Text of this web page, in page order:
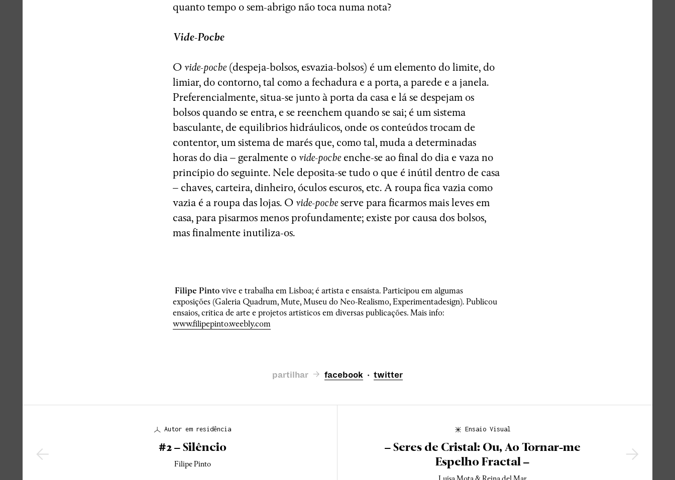
quanto tempo o sem-abrigo não toca numa nota?
Vide-Poche
Ovide-poche (despeja-bolsos, esvazia-bolsos) é um elemento do limite, do
limiar, do contorno, tal como a fechadura e a porta, a parede e a janela.
Preferencialmente, situa-se junto à porta da casa e lá se despejam os
bolsos quando se entra, e se reenchem quando se sai; é um sistema
basculante, de equilíbrios hidráulicos, onde os conteúdos trocam de
contentor, um sistema de marés que, como tal, muda a determinadas
horas do dia – geralmente ovide-poche enche-se ao final do dia e vaza no
princípio do seguinte. Nele deposita-se tudo o que é inútil dentro de casa
– chaves, carteira, dinheiro, óculos escuros, etc. A roupa fica vazia como
vazia é a roupa das lojas. Ovide-pocheserve para ficarmos mais leves em
casa, para pisarmos menos profundamente; existe por causa dos bolsos,
mas finalmente inutiliza-os.
Filipe Pintovive e trabalha em Lisboa; é artista e ensaísta. Participou em algumas
exposições (Galeria Quadrum, Mute, Museu do Neo-Realismo, Experimentadesign). Publicou
ensaios, crítica de arte e projetos artísticos em diversas publicações. Mais info:
www.filipepinto.weebly.com
partilhar facebook · twitter
Autor em residência
#2 – Silêncio
Filipe Pinto
Ensaio Visual
– Seres de Cristal: Ou, Ao Tornar-me
Espelho Fractal –